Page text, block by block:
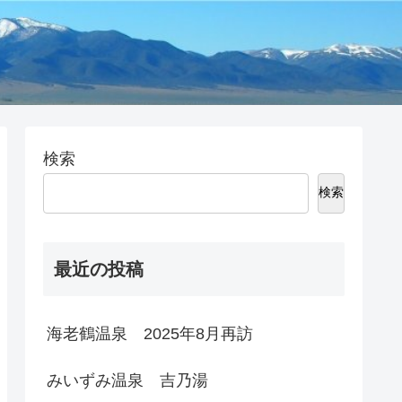
検索
検索
最近の投稿
海老鶴温泉 2025年8月再訪
みいずみ温泉 吉乃湯